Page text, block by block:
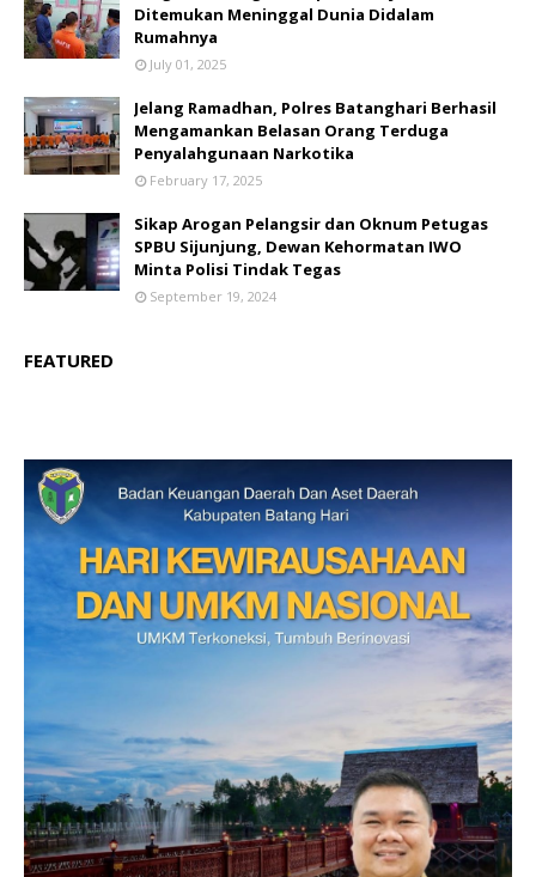
Ditemukan Meninggal Dunia Didalam
Rumahnya
July 01, 2025
Jelang Ramadhan, Polres Batanghari Berhasil
Mengamankan Belasan Orang Terduga
Penyalahgunaan Narkotika
February 17, 2025
Sikap Arogan Pelangsir dan Oknum Petugas
SPBU Sijunjung, Dewan Kehormatan IWO
Minta Polisi Tindak Tegas
September 19, 2024
FEATURED